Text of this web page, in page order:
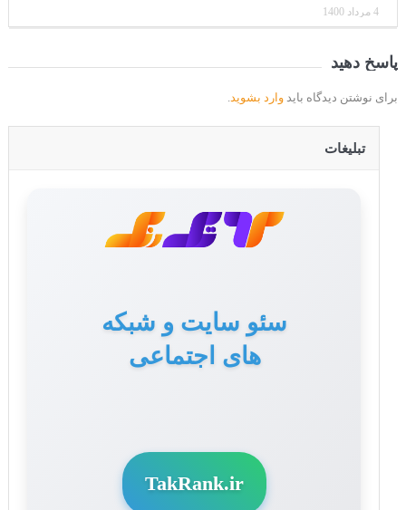
4 مرداد 1400
پاسخ دهید
برای نوشتن دیدگاه باید وارد بشوید.
تبلیغات
سئو سایت و شبکه
های اجتماعی
تولید محتوا برای سایت
و سوشال مدیا
TakRank.ir